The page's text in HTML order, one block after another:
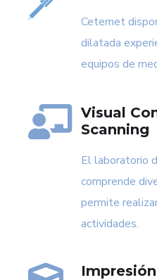
Cetemet
dilatada
equipos de
Visual
Scanning
El laboratorio
comprende
permite
actividades.